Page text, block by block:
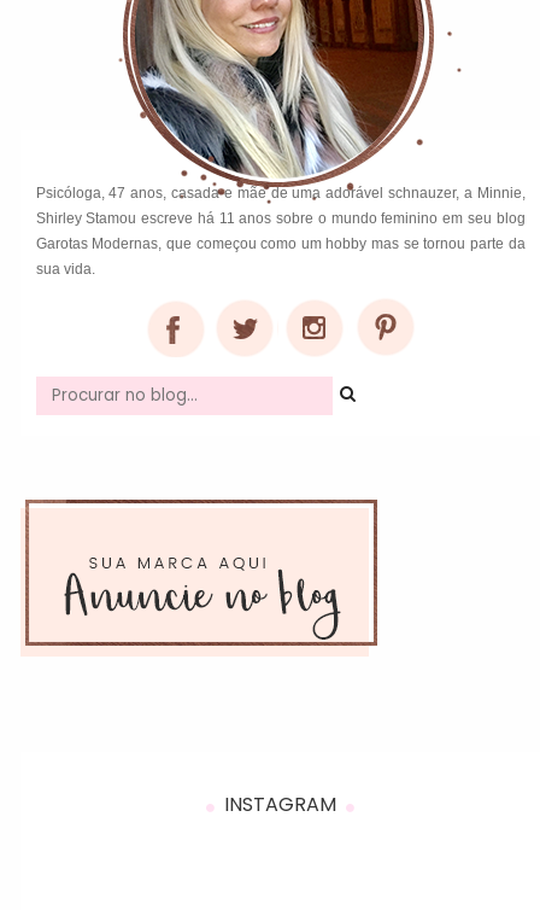
Psicóloga, 47 anos, casada e mãe de uma adorável schnauzer, a Minnie,
Shirley Stamou escreve há 11 anos sobre o mundo feminino em seu blog
Garotas Modernas, que começou como um hobby mas se tornou parte da
sua vida.
INSTAGRAM